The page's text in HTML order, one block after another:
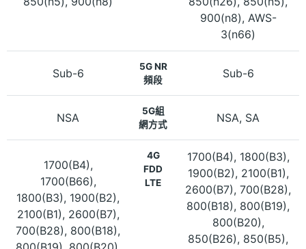
900(n8), AWS-
3(n66)
Sub-6
5G NR
頻段
Sub-6
NSA
5G組
網方式
NSA, SA
1700(B4),
1700(B66),
1800(B3), 1900(B2),
2100(B1), 2600(B7),
700(B28), 800(B18),
4G
FDD
LTE
1700(B4), 1800(B3),
1900(B2), 2100(B1),
2600(B7), 700(B28),
800(B18), 800(B19),
800(B20),
850(B26), 850(B5),